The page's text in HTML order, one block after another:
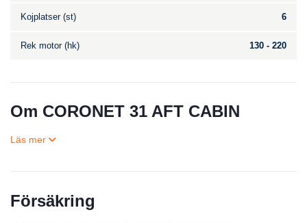
Kojplatser (st) 6
Rek motor (hk) 130 - 220
Om CORONET 31 AFT CABIN
Försäkring